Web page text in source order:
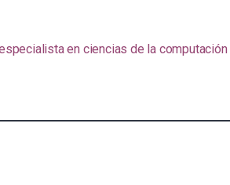
en ciencias de la computación